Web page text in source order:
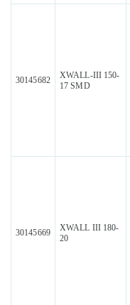
30145682
XWALL-III 150-
17 SMD
30145669
XWALL III 180-
20